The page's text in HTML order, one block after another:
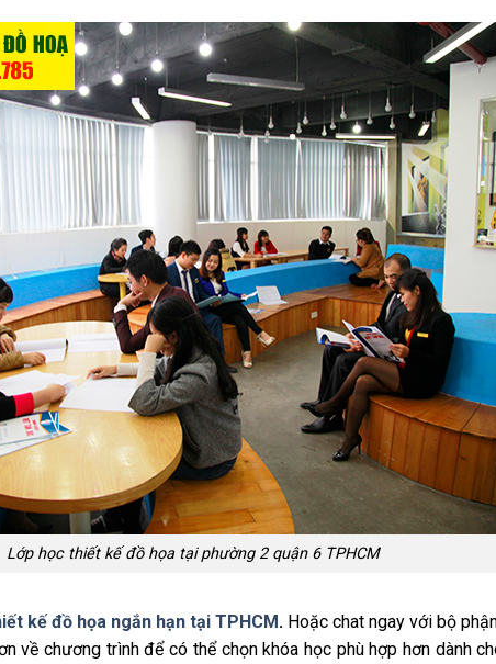
Lớp học thiết kế đồ họa tại phường 2 quận 6 TPHCM
kế đồ họa ngắn hạn tại TPHCM. Hoặc chat ngay với bộ
về chương trình để có thể chọn khóa học phù hợp hơn dành